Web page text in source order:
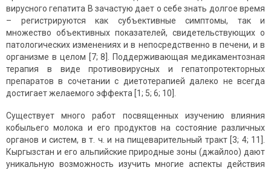
вирусного гепатита В зачастую дает о себе знать долгое время
– регистрируются как субъективные симптомы, так и
множество объективных показателей, свидетельствующих о
патологических изменениях и в непосредственно в печени, и в
организме в целом [7; 8]. Поддерживающая медикаментозная
терапия в виде противовирусных и гепатопротекторных
препаратов в сочетании с диетотерапией далеко не всегда
достигает желаемого эффекта [1; 5; 6; 10].
Существует много работ посвященных изучению влияния
кобыльего молока и его продуктов на состояние различных
органов и систем, в т. ч. и на пищеварительный тракт [3; 4; 11].
Кыргызстан и его альпийские природные зоны (джайлоо) дают
уникальную возможность изучить многие аспекты действия